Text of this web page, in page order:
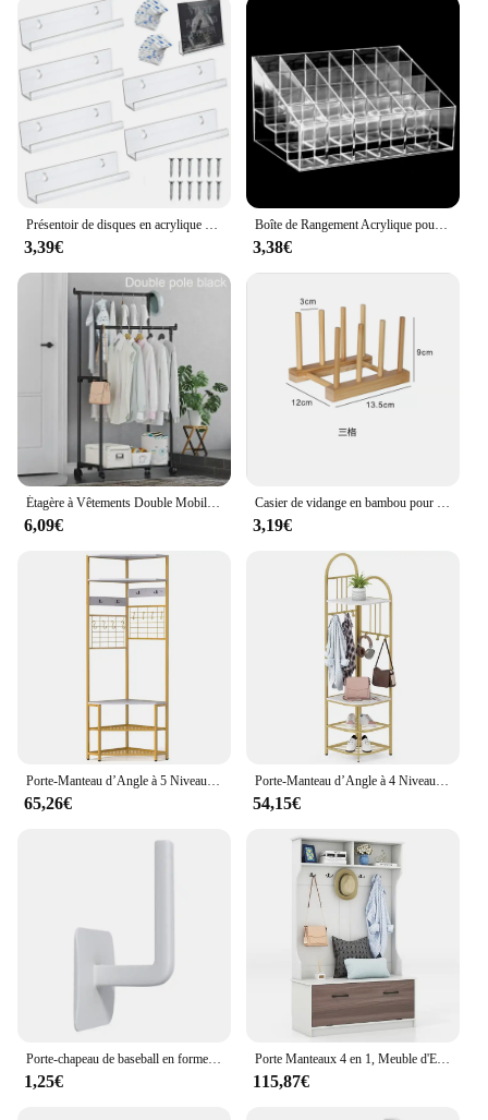
Présentoir de disques en acrylique de 12 pouces, support mural transparent pour disques vinyles, étagère de rangement pour Albums de disques LP, 2/6/8 pièces
3,39€
Boîte de Rangement Acrylique pour Rouge à Lèvres et Verhéritage à Ongles, Présentoir à Bijoux T1, 24 Grilles
3,38€
Étagère à Vêtements Double Mobile T1, Cintres de Rangement Télescopiques Simples sur Pied, pour Chambre à Coucher
6,09€
Casier de vidange en bambou pour assiettes et planches à découper, assiette en bois, vaisselle T1, niveau de cuisine T1, assiette standard, couvercle de pot, bricolage, 2024
3,19€
Porte-Manteau d’Angle à 5 Niveaux avec Banc de Rangement pour Chaussures, 12 Crochets en Métal, Porte-Vêtements Autoportant, pour Salon, Chambre, Couloir, Marron Rustique/Blanc et Doré
65,26€
Porte-Manteau d’Angle à 4 Niveaux avec Rangement pour Chaussures, 6 Crochets Amovibles, Etagère à Chaussures de 180 cm de Haut, Porte-Vêtements Autoportant, pour Salon, Chambre, Couloir
54,15€
1,25€
Porte Manteaux 4 en 1, Meuble d'Entrée avec Banc à Chaussures à Porte, 5 Crochets, 4 Compartiments, Vestiaire pour Salon, Entrée, Couloir, 100 x 40 x 160 cm
115,87€